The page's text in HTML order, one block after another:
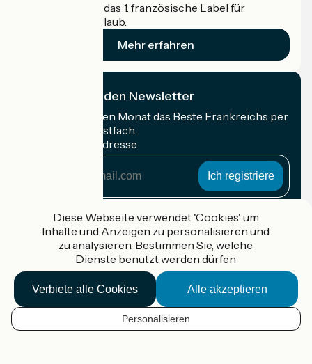
DE
Accueil Vélo ist das 1. französische Label für
Radfahrer im Urlaub.
Mehr erfahren
Ich abonniere den Newsletter
Erhalten Sie jeden Monat das Beste Frankreichs per
Rad in Ihrem Postfach.
Meine E-Mail-Adresse
Adresse
Gefördert im Rahmen von Destination France
Accueil Vélo Pro
Kontakt
Rechtliche Informationen
Diese Webseite verwendet 'Cookies' um
Inhalte und Anzeigen zu personalisieren und
zu analysieren. Bestimmen Sie, welche
Dienste benutzt werden dürfen
Alle akzeptieren
Verbiete alle Cookies
Personalisieren